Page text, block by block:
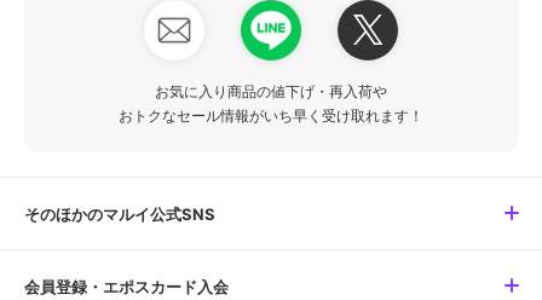
お気に入り商品の値下げ・再入荷や
おトクなセール情報がいち早く受け取れます！
そのほかのマルイ公式SNS
会員登録・エポスカード入会